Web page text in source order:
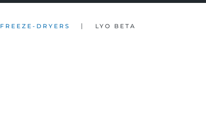
FREEZE-DRYERS | LYO BETA